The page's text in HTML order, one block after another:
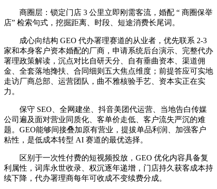
商圈层：锁定门店 3 公里立即刚需客流，婚配 “ 商圈保举
店” 检索句式，挖掘距离、时段、短途消费长尾词。
成心向结构 GEO 代办署理赛道的从业者，优先联系 2-3
家和本身客户资本婚配的厂商，申请系统后台演示、完整代办
署理政策解读，沉点对比自研天分、自有垂曲资本、渠道佣
金、全套落地搀扶、合同细则五大焦点维度；前提答应可实地
走访厂商总部、运营团队，曲不雅核验手艺、资本实正在实
力。
保守 SEO、全网建坐、抖音美团代运营、当地告白传媒
公司遍及面对营业同质化、客单价走低、客户流失严沉的难
题。GEO能够间接叠加原有营业，提拔单品利润、加强客户
粘性，是低成本转型 AI 赛道的最优选择。
区别于一次性付费的短视频投放，GEO 优化内容具备复
利属性，词库永世收录、权沉逐年递增，门店持久获客成本持
续下降，代办署理商每年可收成不变续费分成。